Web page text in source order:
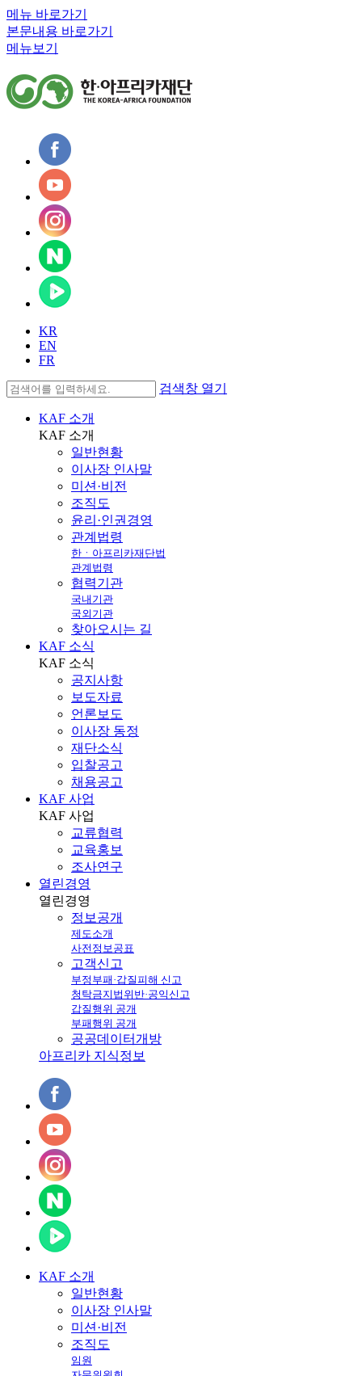
메뉴 바로가기
본문내용 바로가기
메뉴보기
KR
EN
FR
검색창 열기
KAF 소개
KAF 소개
일반현황
이사장 인사말
미션·비전
조직도
윤리·인권경영
관계법령
한ㆍ아프리카재단법
관계법령
협력기관
국내기관
국외기관
찾아오시는 길
KAF 소식
KAF 소식
공지사항
보도자료
언론보도
이사장 동정
재단소식
입찰공고
채용공고
KAF 사업
KAF 사업
교류협력
교육홍보
조사연구
열린경영
열린경영
정보공개
제도소개
사전정보공표
고객신고
부정부패·갑질피해 신고
청탁금지법위반·공익신고
갑질행위 공개
부패행위 공개
공공데이터개방
아프리카 지식정보
KAF 소개
일반현황
이사장 인사말
미션·비전
조직도
임원